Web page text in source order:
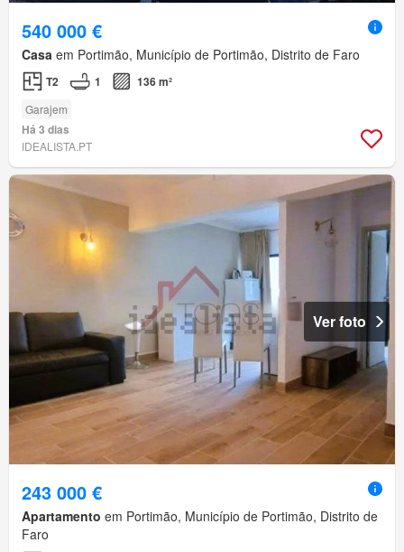
540 000 €
Casa em Portimão, Município de Portimão, Distrito de Faro
T2 1 136 m²
Garajem
Há 3 dias
IDEALISTA.PT
Ver foto
243 000 €
Apartamento em Portimão, Município de Portimão, Distrito de
Faro